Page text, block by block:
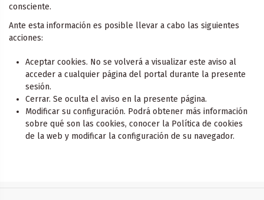
consciente.
Ante esta información es posible llevar a cabo las siguientes
acciones:
Aceptar cookies. No se volverá a visualizar este aviso al
acceder a cualquier página del portal durante la presente
sesión.
Cerrar. Se oculta el aviso en la presente página.
Modificar su configuración. Podrá obtener más información
sobre qué son las cookies, conocer la Política de cookies
de la web y modificar la configuración de su navegador.